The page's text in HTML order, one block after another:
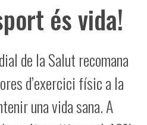
és vida!
de la Salut recomana
d’exercici físic a la
una vida sana. A